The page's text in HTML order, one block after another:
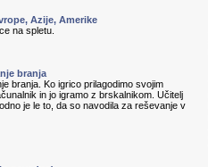
Azije, Amerike
na spletu.
branja
branja. Ko igrico prilagodimo svojim
in jo igramo z brskalnikom. Učitelj
je le to, da so navodila za reševanje v